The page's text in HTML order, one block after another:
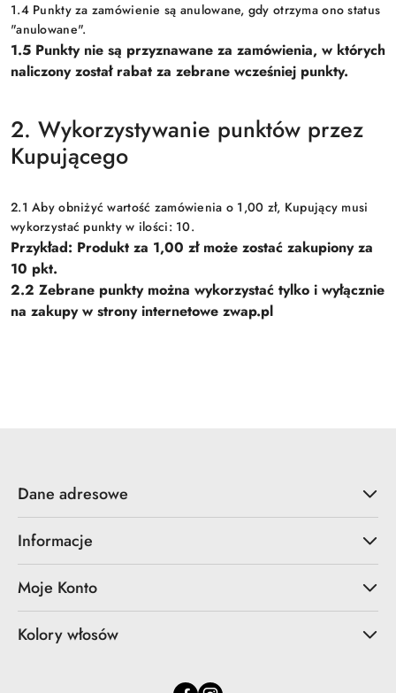
1.4 Punkty za zamówienie są anulowane, gdy otrzyma ono status
"anulowane".
1.5 Punkty nie są przyznawane za zamówienia, w których
naliczony został rabat za zebrane wcześniej punkty.
2. Wykorzystywanie punktów przez
Kupującego
2.1 Aby obniżyć wartość zamówienia o 1,00 zł, Kupujący musi
wykorzystać punkty w ilości: 10.
Przykład: Produkt za 1,00 zł może zostać zakupiony za
10 pkt.
2.2 Zebrane punkty można wykorzystać tylko i wyłącznie
na zakupy w strony internetowe zwap.pl
Dane adresowe
Informacje
Moje Konto
Kolory włosów